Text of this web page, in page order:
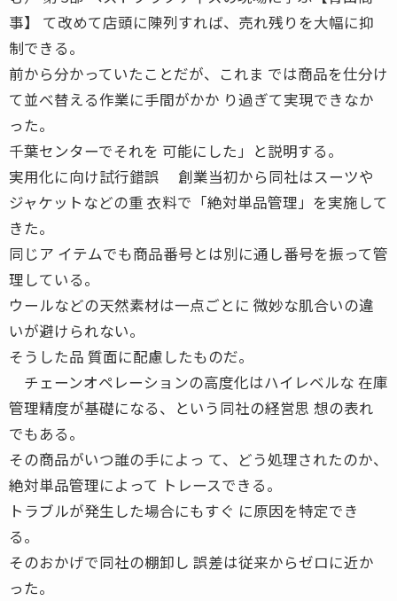
事】 て改めて店頭に陳列すれば、売れ残りを大幅に抑
制できる。
前から分かっていたことだが、これま では商品を仕分け
て並べ替える作業に手間がかか り過ぎて実現できなか
った。
千葉センターでそれを 可能にした」と説明する。
実用化に向け試行錯誤 創業当初から同社はスーツや
ジャケットなどの重 衣料で「絶対単品管理」を実施して
きた。
同じア イテムでも商品番号とは別に通し番号を振って管
理している。
ウールなどの天然素材は一点ごとに 微妙な肌合いの違
いが避けられない。
そうした品 質面に配慮したものだ。
チェーンオペレーションの高度化はハイレベルな 在庫
管理精度が基礎になる、という同社の経営思 想の表れ
でもある。
その商品がいつ誰の手によっ て、どう処理されたのか、
絶対単品管理によって トレースできる。
トラブルが発生した場合にもすぐ に原因を特定でき
る。
そのおかげで同社の棚卸し 誤差は従来からゼロに近か
った。